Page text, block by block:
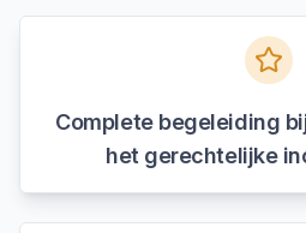
Complete begeleiding
het gerechtelijke